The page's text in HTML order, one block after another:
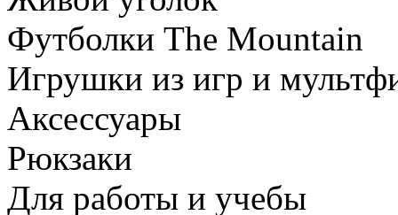
Футболки The Mountain
Игрушки из игр и
Аксессуары
Рюкзаки
Для работы и учебы